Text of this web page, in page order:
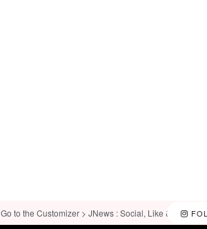
Go to the Customizer > JNews : Social, Like & View >